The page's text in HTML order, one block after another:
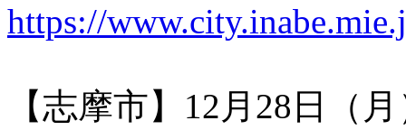
https://
【志摩市】12月28日（